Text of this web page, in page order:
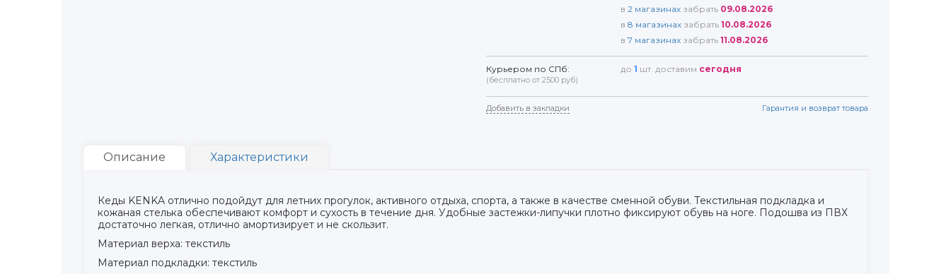
в 2 магазинах забрать 09.08.2026
в 8 магазинах забрать 10.08.2026
в 7 магазинах забрать 11.08.2026
Курьером по СПб:
(бесплатно от 2500 руб)
до 1 шт. доставим сегодня
Добавить в закладки Гарантия и возврат товара
Описание Характеристики
Кеды KENKA отлично подойдут для летних прогулок, активного отдыха, спорта, а также в качестве сменной обуви. Текстильная подкладка и
кожаная стелька обеспечивают комфорт и сухость в течение дня. Удобные застежки-липучки плотно фиксируют обувь на ноге. Подошва из ПВХ
достаточно легкая, отлично амортизирует и не скользит.
Материал верха: текстиль
Материал подкладки: текстиль